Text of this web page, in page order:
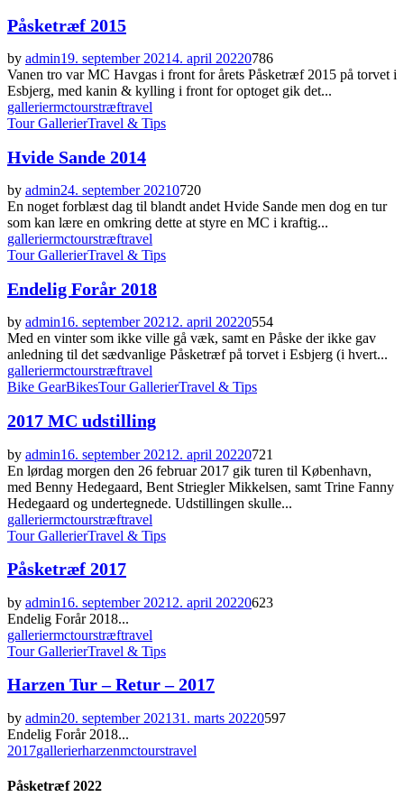
Påsketræf 2015
by admin19. september 20214. april 20220786
Vanen tro var MC Havgas i front for årets Påsketræf 2015 på torvet i
Esbjerg, med kanin & kylling i front for optoget gik det...
galleriermctourstræftravel
Tour GallerierTravel & Tips
Hvide Sande 2014
by admin24. september 20210720
En noget forblæst dag til blandt andet Hvide Sande men dog en tur
som kan lære en omkring dette at styre en MC i kraftig...
galleriermctourstræftravel
Tour GallerierTravel & Tips
Endelig Forår 2018
by admin16. september 20212. april 20220554
Med en vinter som ikke ville gå væk, samt en Påske der ikke gav
anledning til det sædvanlige Påsketræf på torvet i Esbjerg (i hvert...
galleriermctourstræftravel
Bike GearBikesTour GallerierTravel & Tips
2017 MC udstilling
by admin16. september 2021 2. april 20220721
En lørdag morgen den 26 februar 2017 gik turen til København,
med Benny Hedegaard, Bent Striegler Mikkelsen, samt Trine Fanny
Hedegaard og undertegnede. Udstillingen skulle...
galleriermctourstræftravel
Tour GallerierTravel & Tips
Påsketræf 2017
by admin16. september 2021 2. april 20220623
Endelig Forår 2018...
galleriermctourstræftravel
Tour GallerierTravel & Tips
Harzen Tur – Retur – 2017
by admin20. september 202131. marts 20220597
Endelig Forår 2018...
2017gallerierharzenmctourstravel
Påsketræf 2022